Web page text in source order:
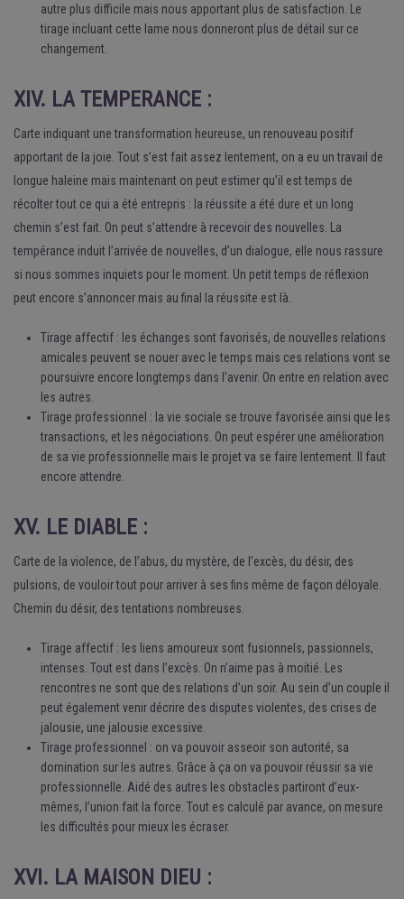
autre plus difficile mais nous apportant plus de satisfaction. Le
tirage incluant cette lame nous donneront plus de détail sur ce
changement.
XIV. LA TEMPERANCE :
Carte indiquant une transformation heureuse, un renouveau positif
apportant de la joie. Tout s’est fait assez lentement, on a eu un travail de
longue haleine mais maintenant on peut estimer qu’il est temps de
récolter tout ce qui a été entrepris : la réussite a été dure et un long
chemin s’est fait. On peut s’attendre à recevoir des nouvelles. La
tempérance induit l’arrivée de nouvelles, d’un dialogue, elle nous rassure
si nous sommes inquiets pour le moment. Un petit temps de réflexion
peut encore s’annoncer mais au final la réussite est là.
Tirage affectif : les échanges sont favorisés, de nouvelles relations
amicales peuvent se nouer avec le temps mais ces relations vont se
poursuivre encore longtemps dans l’avenir. On entre en relation avec
les autres.
Tirage professionnel : la vie sociale se trouve favorisée ainsi que les
transactions, et les négociations. On peut espérer une amélioration
de sa vie professionnelle mais le projet va se faire lentement. Il faut
encore attendre.
XV. LE DIABLE :
Carte de la violence, de l’abus, du mystère, de l’excès, du désir, des
pulsions, de vouloir tout pour arriver à ses fins même de façon déloyale.
Chemin du désir, des tentations nombreuses.
Tirage affectif : les liens amoureux sont fusionnels, passionnels,
intenses. Tout est dans l’excès. On n’aime pas à moitié. Les
rencontres ne sont que des relations d’un soir. Au sein d’un couple il
peut également venir décrire des disputes violentes, des crises de
jalousie, une jalousie excessive.
Tirage professionnel : on va pouvoir asseoir son autorité, sa
domination sur les autres. Grâce à ça on va pouvoir réussir sa vie
professionnelle. Aidé des autres les obstacles partiront d’eux-
mêmes, l’union fait la force. Tout es calculé par avance, on mesure
les difficultés pour mieux les écraser.
XVI. LA MAISON DIEU :